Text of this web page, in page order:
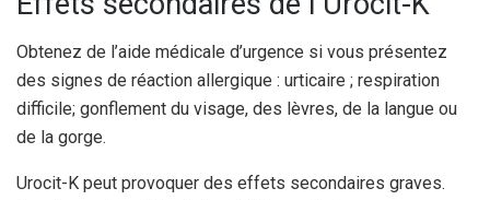
Obtenez de l’aide médicale d’urgence si vous présentez
des signes de réaction allergique : urticaire ; respiration
difficile; gonflement du visage, des lèvres, de la langue ou
de la gorge.
Urocit-K peut provoquer des effets secondaires graves.